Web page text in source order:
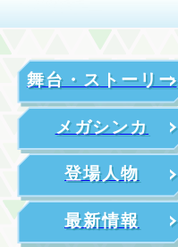
舞台・ストーリー
メガシンカ
登場人物
最新情報